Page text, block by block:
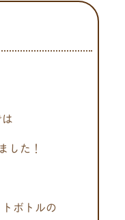
した！
ボトルの